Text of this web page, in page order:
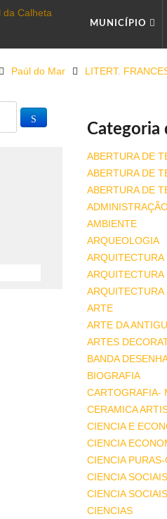
MUNICÍPIO
Paúl do Mar LITERT.
Categoria
ABERTURA DE
ABERTURA DE
ABERTURA DE
AMBIENTE
ARQUEOLOGIA
ARQUITECTURA
ARQUITECTURA
ARQUITECTURA
ARTE
ARTE DA
ARTES
BANDA
BIOGRAFIA
CARTOGRAFIA-
CERAMICA
CIENCIA E
CIENCIA
CIENCIA
CIENCIA SOCIAIS
CIENCIA
CIENCIAS